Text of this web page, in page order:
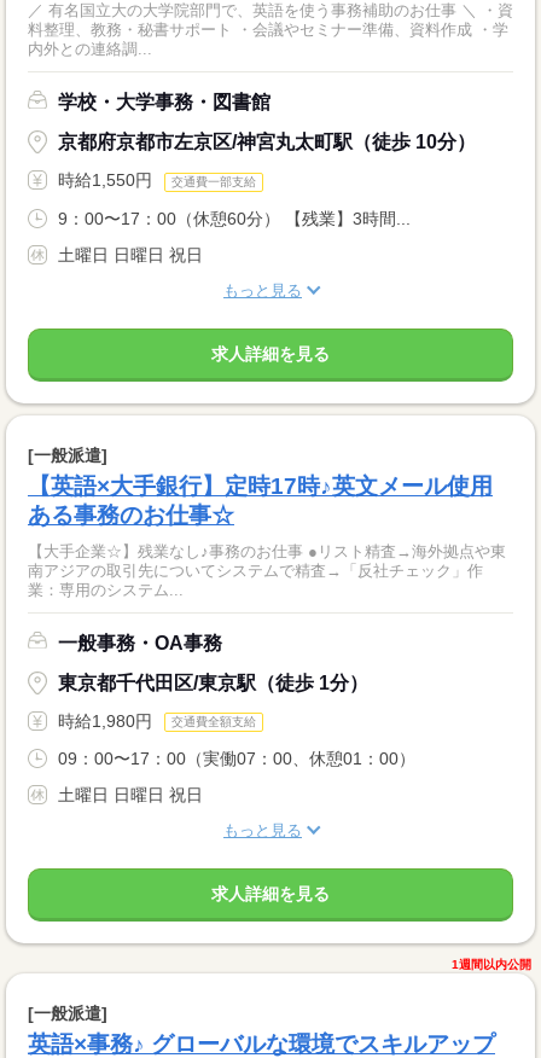
／ 有名国立大の大学院部門で、英語を使う事務補助のお仕事 ＼ ・資
料整理、教務・秘書サポート ・会議やセミナー準備、資料作成 ・学
内外との連絡調...
学校・大学事務・図書館
京都府京都市左京区/神宮丸太町駅（徒歩 10分）
時給1,550円 交通費一部支給
9：00〜17：00（休憩60分） 【残業】3時間...
土曜日 日曜日 祝日
もっと見る
求人詳細を見る
[一般派遣]
【英語×大手銀行】定時17時♪英文メール使用
ある事務のお仕事☆
【大手企業☆】残業なし♪事務のお仕事 ●リスト精査→海外拠点や東
南アジアの取引先についてシステムで精査→「反社チェック」作
業：専用のシステム...
一般事務・OA事務
東京都千代田区/東京駅（徒歩 1分）
時給1,980円 交通費全額支給
09：00〜17：00（実働07：00、休憩01：00）
土曜日 日曜日 祝日
もっと見る
求人詳細を見る
1週間以内公開
[一般派遣]
英語×事務♪ グローバルな環境でスキルアップ